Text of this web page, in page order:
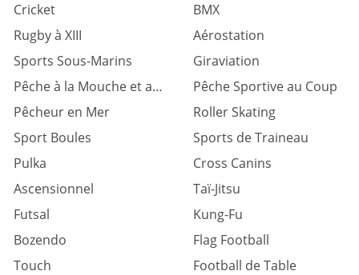
Cricket
BMX
Rugby à XIII
Aérostation
Sports Sous-Marins
Giraviation
Pêche à la Mouche et au Lancer
Pêche Sportive au Coup
Pêcheur en Mer
Roller Skating
Sport Boules
Sports de Traineau
Pulka
Cross Canins
Ascensionnel
Taï-Jitsu
Futsal
Kung-Fu
Bozendo
Flag Football
Touch
Football de Table